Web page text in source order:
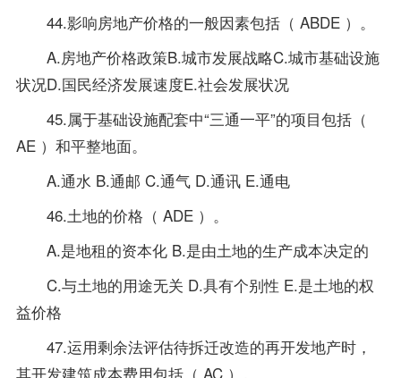
44.影响房地产价格的一般因素包括（ ABDE ）。
A.房地产价格政策B.城市发展战略C.城市基础设施
状况D.国民经济发展速度E.社会发展状况
45.属于基础设施配套中“三通一平”的项目包括（
AE ）和平整地面。
A.通水 B.通邮 C.通气 D.通讯 E.通电
46.土地的价格（ ADE ）。
A.是地租的资本化 B.是由土地的生产成本决定的
C.与土地的用途无关 D.具有个别性 E.是土地的权
益价格
47.运用剩余法评估待拆迁改造的再开发地产时，
其开发建筑成本费用包括（ AC ）。